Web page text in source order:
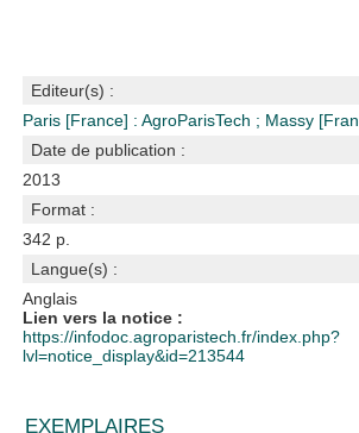
Editeur(s) :
Paris [France] : AgroParisTech ; Massy
Date de publication :
2013
Format :
342 p.
Langue(s) :
Anglais
Lien vers la notice :
https://infodoc.agroparistech.fr/index.php?
lvl=notice_display&id=213544
EXEMPLAIRES